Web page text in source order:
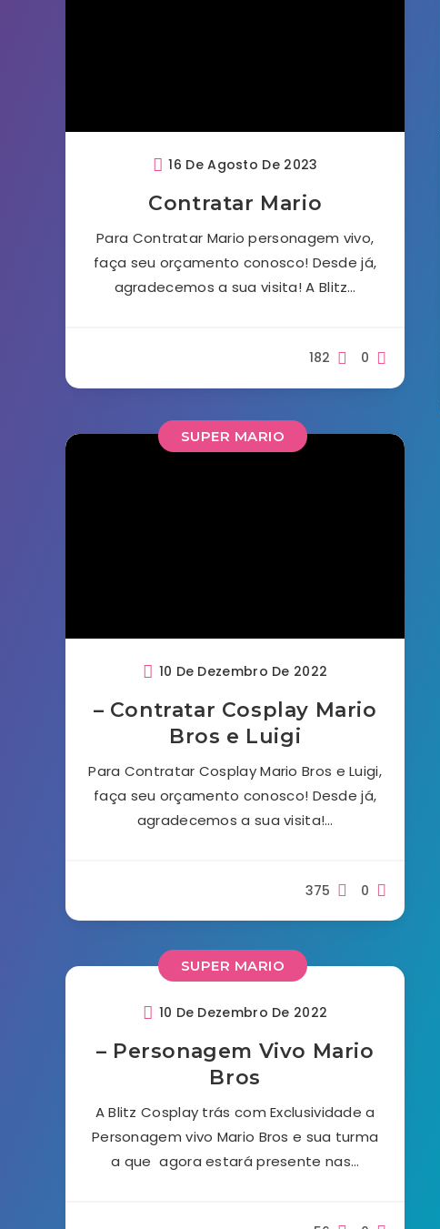
16 De Agosto De 2023
Contratar Mario
Para Contratar Mario personagem vivo,
faça seu orçamento conosco! Desde já,
agradecemos a sua visita! A Blitz…
0
182
SUPER MARIO
10 De Dezembro De 2022
– Contratar Cosplay Mario
Bros e Luigi
Para Contratar Cosplay Mario Bros e Luigi,
faça seu orçamento conosco! Desde já,
agradecemos a sua visita!…
0
375
SUPER MARIO
10 De Dezembro De 2022
– Personagem Vivo Mario
Bros
A Blitz Cosplay trás com Exclusividade a
Personagem vivo Mario Bros e sua turma
a que agora estará presente nas…